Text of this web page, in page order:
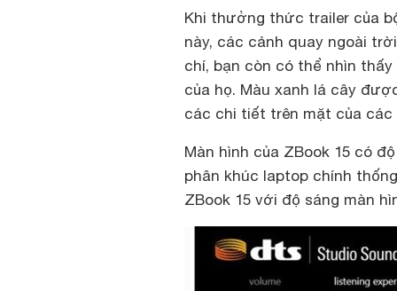
Khi thưởng thức trailer của
này, các cảnh quay ngoài
chí, bạn còn có thể nhìn
của họ. Màu xanh lá cây
các chi tiết trên mặt của các
Màn hình của ZBook 15 có
phân khúc laptop chính
ZBook 15 với độ sáng màn